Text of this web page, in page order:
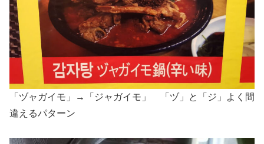
「ヅャガイモ」→「ジャガイモ」 「ヅ」と「ジ」よく間
違えるパターン